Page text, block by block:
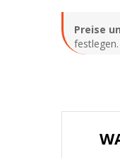
Preise
festlegen.